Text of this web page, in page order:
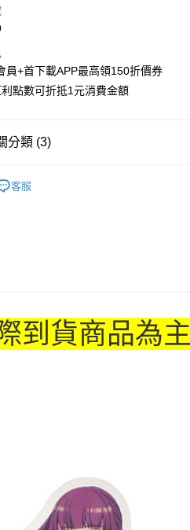
付款
，滿NT$1,300(含以上)免運費
，滿NT$1,300(含以上)免運費
花樂園專用
員+首下載APP最高領150折價券
點數可折抵1元消費金額
分類 (3)
文具/吊飾/紙製/胸章/壓克力立牌/掛繩
客服
到貨商品為主